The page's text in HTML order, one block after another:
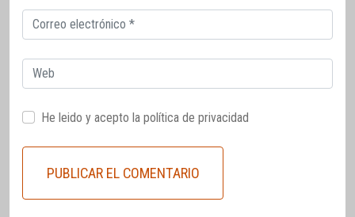
Correo
electrónico
Web
He leido y acepto la política de privacidad